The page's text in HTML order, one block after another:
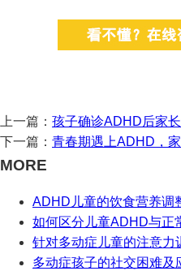
上一篇： 孩子确诊ADHD后家
下一篇： 青春期遇上ADHD，
MORE
ADHD儿童的饮食营养调
如何区分儿童ADHD与正
针对多动症儿童的注意力
多动症孩子的社交困难及